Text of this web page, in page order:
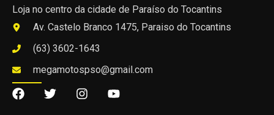
Loja no centro da cidade de Paraíso do Tocantins
Av. Castelo Branco 1475, Paraiso do Tocantins
(63) 3602-1643
megamotospso@gmail.com